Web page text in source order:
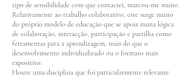
tipo de sensibilidade com que contactei, marcou-me muito.
Relativamente ao trabalho colaborativo, este surge muito
do próprio modelo de educação que se apoia numa lógica
de colaboração, interacção, participação e partilha como
ferramentas para a aprendizagem, mais do que o
desenvolvimento individualizado ou o formato mais
expositivo.
Houve uma disciplina que foi particularmente relevante